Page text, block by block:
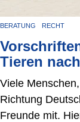
BERATUNG RECHT
Tieren
Viele
Richtung
Freunde mit.